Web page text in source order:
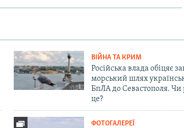
ВІЙНА ТА КРИМ
Російська влада обіцяє
морський шлях
БпЛА до Севастополя. Чи
це?
ФОТОГАЛЕРЕЇ